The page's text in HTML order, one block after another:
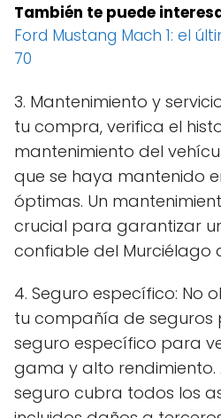
También te puede
Ford Mustang Mach 1: el
70
3. Mantenimiento y
tu compra, verifica el
mantenimiento del
que se haya mantenido
óptimas. Un
crucial para garantizar
confiable del Murciélago
4. Seguro específico: No
tu compañía de seguros
seguro específico para
gama y alto rendimiento.
seguro cubra todos los